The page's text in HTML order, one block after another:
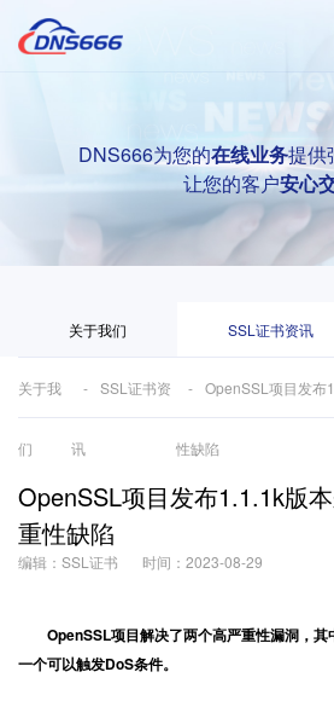
DNS666为您的在线业务提供
让您的客户安心
关于我们 SSL证书资讯
关于我
们
SSL证书资
讯
OpenSSL项目发布
性缺陷
OpenSSL项目发布1.1.1k版
重性缺陷
编辑：SSL证书 时间：2023-08-29
OpenSSL项目解决了两个高严重性漏洞，
一个可以触发DoS条件。